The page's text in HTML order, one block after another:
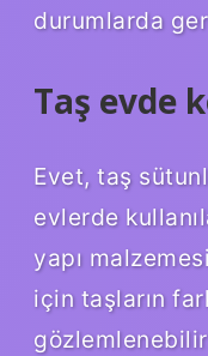
durumlarda
Taş evde
Evet, taş
evlerde
yapı
için taşların